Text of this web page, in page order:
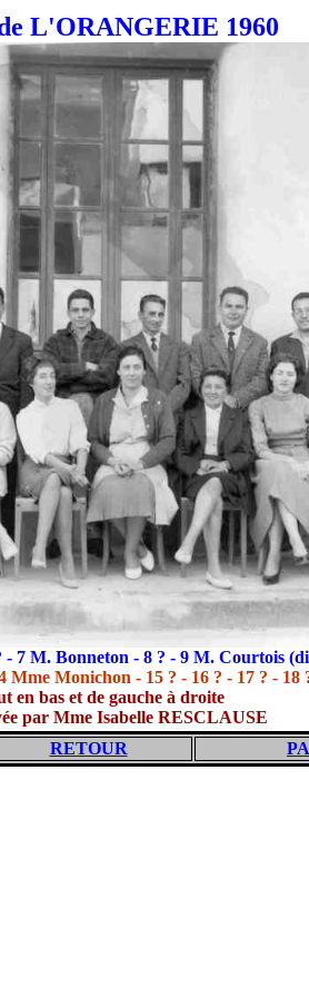
L'ORANGERIE 1960
- 7 M. Bonneton - 8 ? - 9 M. Courtois
Mme Monichon - 15 ? - 16 ? - 17 ? - 18
en bas et de gauche à droite
par Mme Isabelle RESCLAUSE
RETOUR